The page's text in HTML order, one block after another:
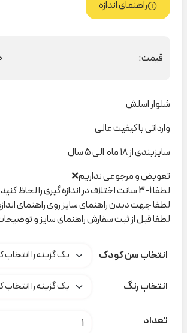
راهنمای اندازه
قیمت:
شلوار اسلش
وارداتی با کیفیت عالی
سایزبندی از ۱۸ ماه الی ۵ سال
تعویض و مرجوعی نداریم❌
لطفا 1-3 سانت اختلاف در اندازه گیری را لحاظ کنید
لطفا جهت دیدن راهنمای سایز روی راهنمای
لطفا قبل از ثبت سفارش راهنمای سایز و
انتخاب سن کودک
انتخاب رنگ
تعداد شلوار اسلش رنگی کد C000706 عدد